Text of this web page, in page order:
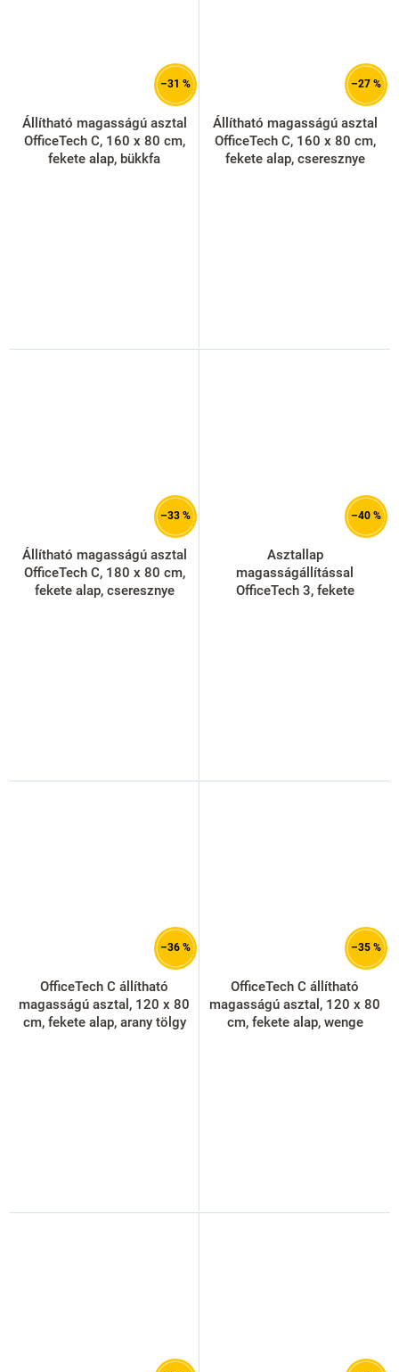
–31 %
Állítható magasságú asztal
OfficeTech C, 160 x 80 cm,
fekete alap, bükkfa
–27 %
Állítható magasságú asztal
OfficeTech C, 160 x 80 cm,
fekete alap, cseresznye
–33 %
Állítható magasságú asztal
OfficeTech C, 180 x 80 cm,
fekete alap, cseresznye
–40 %
Asztallap
magasságállítással
OfficeTech 3, fekete
–36 %
OfficeTech C állítható
magasságú asztal, 120 x 80
cm, fekete alap, arany tölgy
–35 %
OfficeTech C állítható
magasságú asztal, 120 x 80
cm, fekete alap, wenge